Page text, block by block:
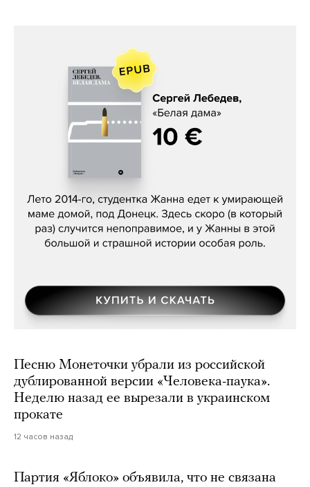
Сергей Лебедев, «Белая дама»
Песню Монеточки убрали из российской
дублированной версии «Человека-паука».
Неделю назад ее вырезали в украинском
прокате
12 часов назад
Партия «Яблоко» объявила, что не связана